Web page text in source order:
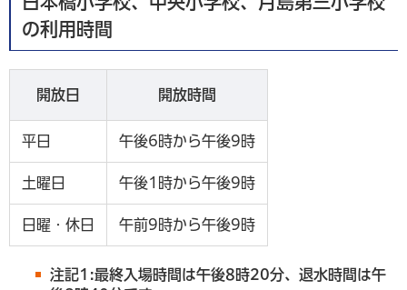
の利用時間
開放日 開放時間
平日 午後6時から午後9時
土曜日 午後1時から午後9時
日曜・休日 午前9時から午後9時
注記1:最終入場時間は午後8時20分、退水時間は午